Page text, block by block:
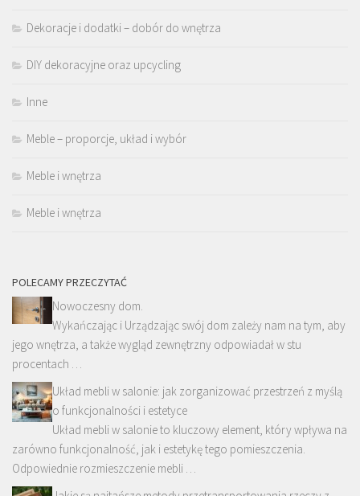
Dekoracje i dodatki – dobór do wnętrza
DIY dekoracyjne oraz upcycling
Inne
Meble – proporcje, układ i wybór
Meble i wnętrza
Meble i wnętrza
POLECAMY PRZECZYTAĆ
Nowoczesny dom.
Wykańczając i Urządzając swój dom zależy nam na tym, aby
jego wnętrza, a także wygląd zewnętrzny odpowiadał w stu
procentach …
Układ mebli w salonie: jak zorganizować przestrzeń z myślą
o funkcjonalności i estetyce
Układ mebli w salonie to kluczowy element, który wpływa na
zarówno funkcjonalność, jak i estetykę tego pomieszczenia.
Odpowiednie rozmieszczenie mebli …